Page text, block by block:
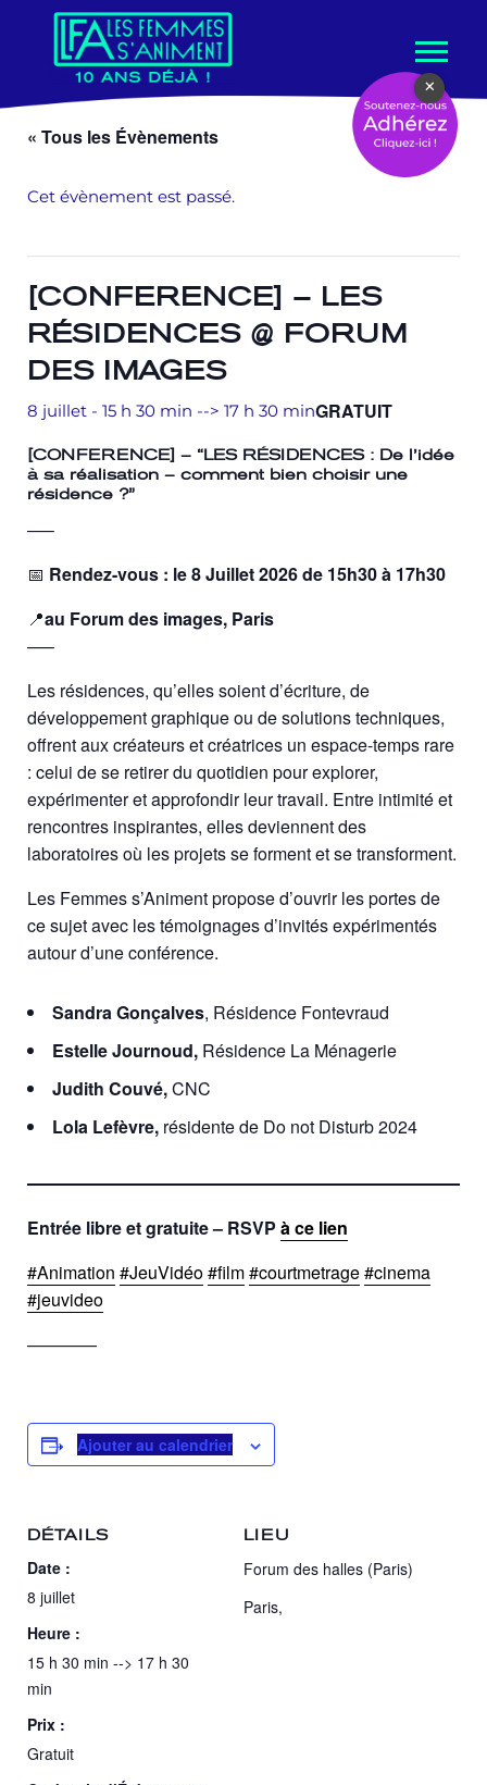
contenu
« Tous les Évènements
Cet évènement est passé.
[CONFERENCE] – LES
RÉSIDENCES @ FORUM
DES IMAGES
8 juillet - 15 h 30 min --> 17 h 30 minGRATUIT
[CONFERENCE] – “LES RÉSIDENCES : De l’idée
à sa réalisation – comment bien choisir une
résidence ?”
—–
📅 Rendez-vous : le 8 Juillet 2026 de 15h30 à 17h30
📍au Forum des images, Paris
—–
Les résidences, qu’elles soient d’écriture, de
développement graphique ou de solutions techniques,
offrent aux créateurs et créatrices un espace-temps rare
: celui de se retirer du quotidien pour explorer,
expérimenter et approfondir leur travail. Entre intimité et
rencontres inspirantes, elles deviennent des
laboratoires où les projets se forment et se transforment.
Les Femmes s’Animent propose d’ouvrir les portes de
ce sujet avec les témoignages d’invités expérimentés
autour d’une conférence.
Sandra Gonçalves, Résidence Fontevraud
Estelle Journoud, Résidence La Ménagerie
Judith Couvé,CNC
Lola Lefèvre, résidente de Do not Disturb 2024
Entrée libre et gratuite – RSVP à ce lien
#Animation #JeuVidéo#film#courtmetrage#cinema
#jeuvideo
————
Ajouter au calendrier
DÉTAILS
Date :
8 juillet
Heure :
15 h 30 min --> 17 h 30
min
Prix :
Gratuit
LIEU
Forum des halles (Paris)
Paris,
×